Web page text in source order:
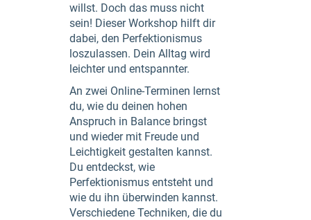
willst. Doch das muss nicht
sein! Dieser Workshop hilft dir
dabei, den Perfektionismus
loszulassen. Dein Alltag wird
leichter und entspannter.
An zwei Online-Terminen lernst
du, wie du deinen hohen
Anspruch in Balance bringst
und wieder mit Freude und
Leichtigkeit gestalten kannst.
Du entdeckst, wie
Perfektionismus entsteht und
wie du ihn überwinden kannst.
Verschiedene Techniken, die du